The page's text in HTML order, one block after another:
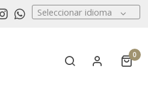
Seleccionar idioma
0